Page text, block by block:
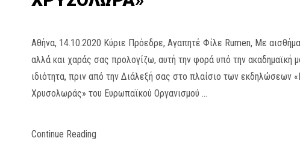
Αθήνα, 14.10.2020 Κύριε Πρόεδρε, Αγαπητέ Φίλε Rumen, Με
αλλά και χαράς σας προλογίζω, αυτή την φορά υπό την ακαδημαϊκή
ιδιότητα, πριν από την Διάλεξή σας στο πλαίσιο των εκδηλώσεων
Χρυσολωράς» του Ευρωπαϊκού Οργανισμού …
Continue Reading